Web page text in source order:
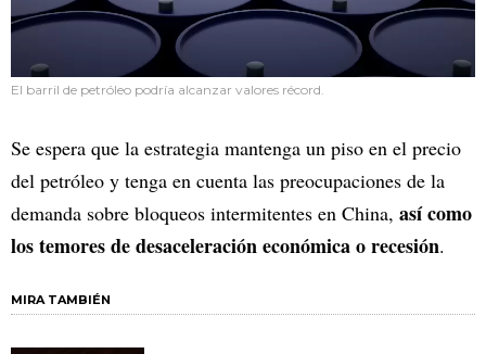
El barril de petróleo podría alcanzar valores récord.
Se espera que la estrategia mantenga un piso en el precio
del petróleo y tenga en cuenta las preocupaciones de la
demanda sobre bloqueos intermitentes en China, así como
los temores de desaceleración económica o recesión.
MIRA TAMBIÉN